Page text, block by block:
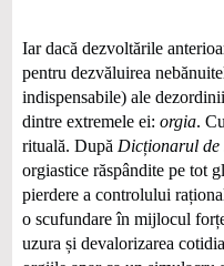
Iar dacă dezvoltările
pentru dezvăluirea
indispensabile) ale
dintre extremele ei: orgia.
rituală. După Dicționarul
orgiastice răspândite pe tot
pierdere a controlului
o scufundare în mijlocul
uzura și devalorizarea